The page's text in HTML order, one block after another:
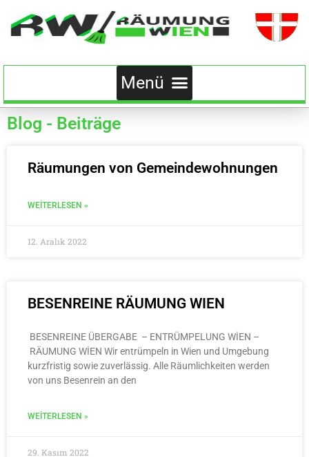
Blog - Beiträge
Räumungen von Gemeindewohnungen
WEITERLESEN »
12. Aralık 2022
BESENREINE RÄUMUNG WIEN
BESENREINE ÜBERGABE – ENTRÜMPELUNG WİEN –
RÄUMUNG WİEN Wir entrümpeln in Wien und Umgebung
kurzfristig sowie zuverlässig. Alle Räumlichkeiten werden
von uns Besenrein an den
WEITERLESEN »
29. Kasım 2022